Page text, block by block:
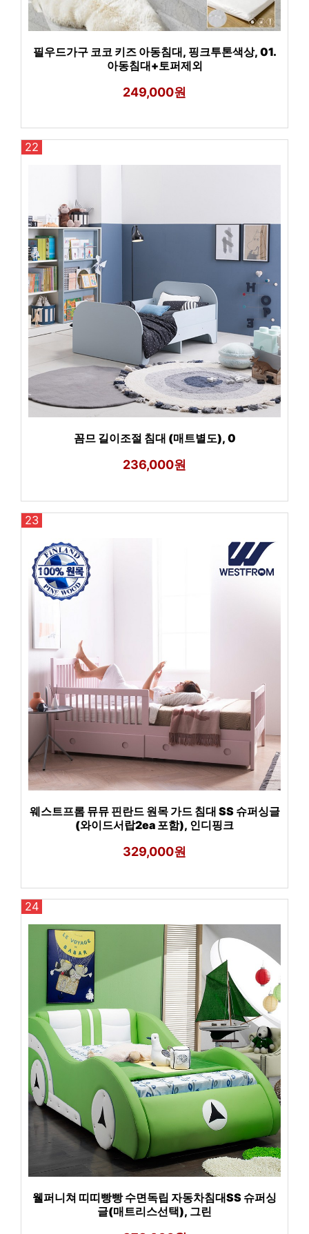
필우드가구 코코 키즈 아동침대, 핑크투톤색상, 01.
아동침대+토퍼제외
249,000원
22
꼼므 길이조절 침대 (매트별도), 0
236,000원
23
웨스트프롬 뮤뮤 핀란드 원목 가드 침대 SS 슈퍼싱글
(와이드서랍2ea 포함), 인디핑크
329,000원
24
웰퍼니쳐 띠띠빵빵 수면독립 자동차침대SS 슈퍼싱
글(매트리스선택), 그린